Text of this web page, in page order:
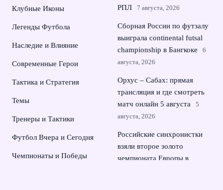
Клубные Иконы
Легенды Футбола
Наследие и Влияние
Современные Герои
Тактика и Стратегия
Темы
Тренеры и Тактики
Футбол Вчера и Сегодня
Чемпионаты и Победы
РПЛ
7 августа, 2026
Сборная России по футзалу
выиграла continental futsal
championship в Бангкоке
6
августа, 2026
Орхус – Сабах: прямая
трансляция и где смотреть
матч онлайн 5 августа
5
августа, 2026
Российские синхронистки
взяли второе золото
чемпионата Европы в